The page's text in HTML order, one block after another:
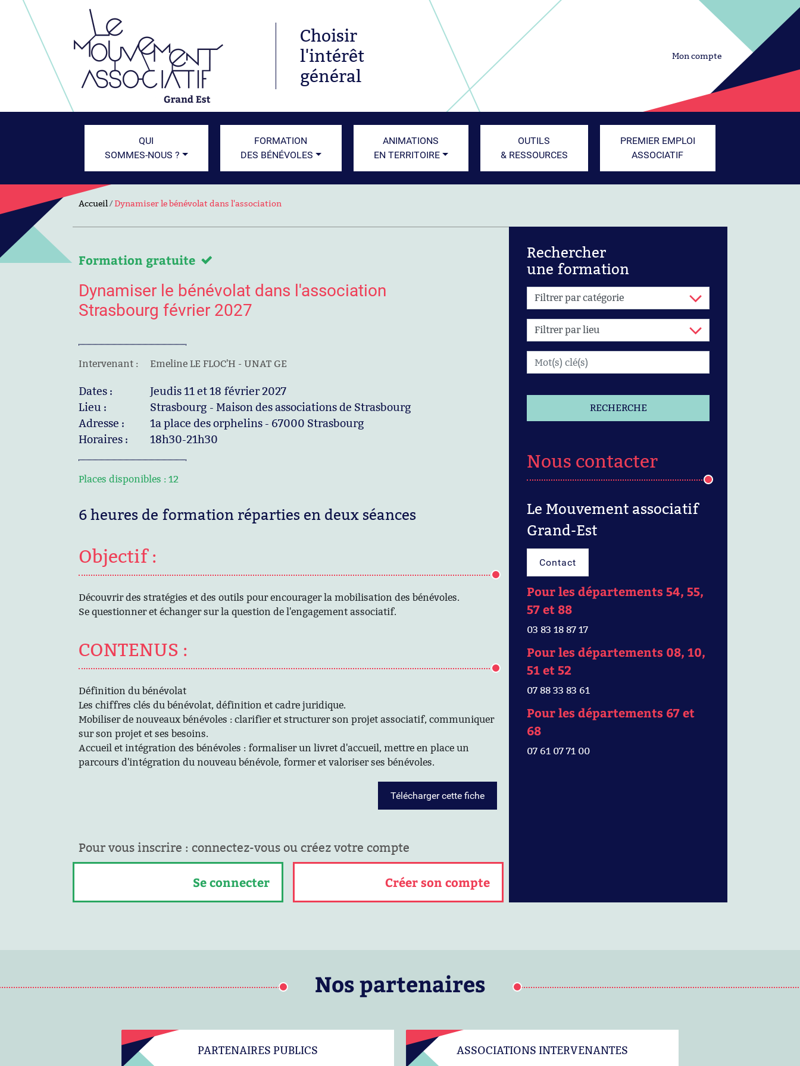
Choisir
l'intérêt
général
Mon compte
QUI
SOMMES-NOUS ?
FORMATION
DES BÉNÉVOLES
ANIMATIONS
EN TERRITOIRE
OUTILS
& RESSOURCES
PREMIER EMPLOI
ASSOCIATIF
Accueil Dynamiser le bénévolat dans l'association
Formation gratuite
Dynamiser le bénévolat dans l'association
Strasbourg février 2027
Intervenant : Emeline LE FLOC'H - UNAT GE
Dates :
Jeudis 11 et 18 février 2027
Lieu :
Strasbourg - Maison des associations de Strasbourg
Adresse :
1a place des orphelins - 67000 Strasbourg
Horaires :
18h30-21h30
Places disponibles : 12
6 heures de formation réparties en deux séances
Objectif :
Découvrir des stratégies et des outils pour encourager la mobilisation des bénévoles.
Se questionner et échanger sur la question de l'engagement associatif.
CONTENUS :
Définition du bénévolat
Les chiffres clés du bénévolat, définition et cadre juridique.
Mobiliser de nouveaux bénévoles : clarifier et structurer son projet associatif, communiquer
sur son projet et ses besoins.
Accueil et intégration des bénévoles : formaliser un livret d'accueil, mettre en place un
parcours d'intégration du nouveau bénévole, former et valoriser ses bénévoles.
Télécharger cette fiche
Pour vous inscrire : connectez-vous ou créez votre compte
Se connecter Créer son compte
Rechercher
une formation
RECHERCHE
Nous contacter
Le Mouvement associatif
Grand-Est
Contact
Pour les départements 54, 55,
57 et 88
03 83 18 87 17
Pour les départements 08, 10,
51 et 52
07 88 33 83 61
Pour les départements 67 et
68
07 61 07 71 00
Nos partenaires
PARTENAIRES PUBLICS ASSOCIATIONS INTERVENANTES